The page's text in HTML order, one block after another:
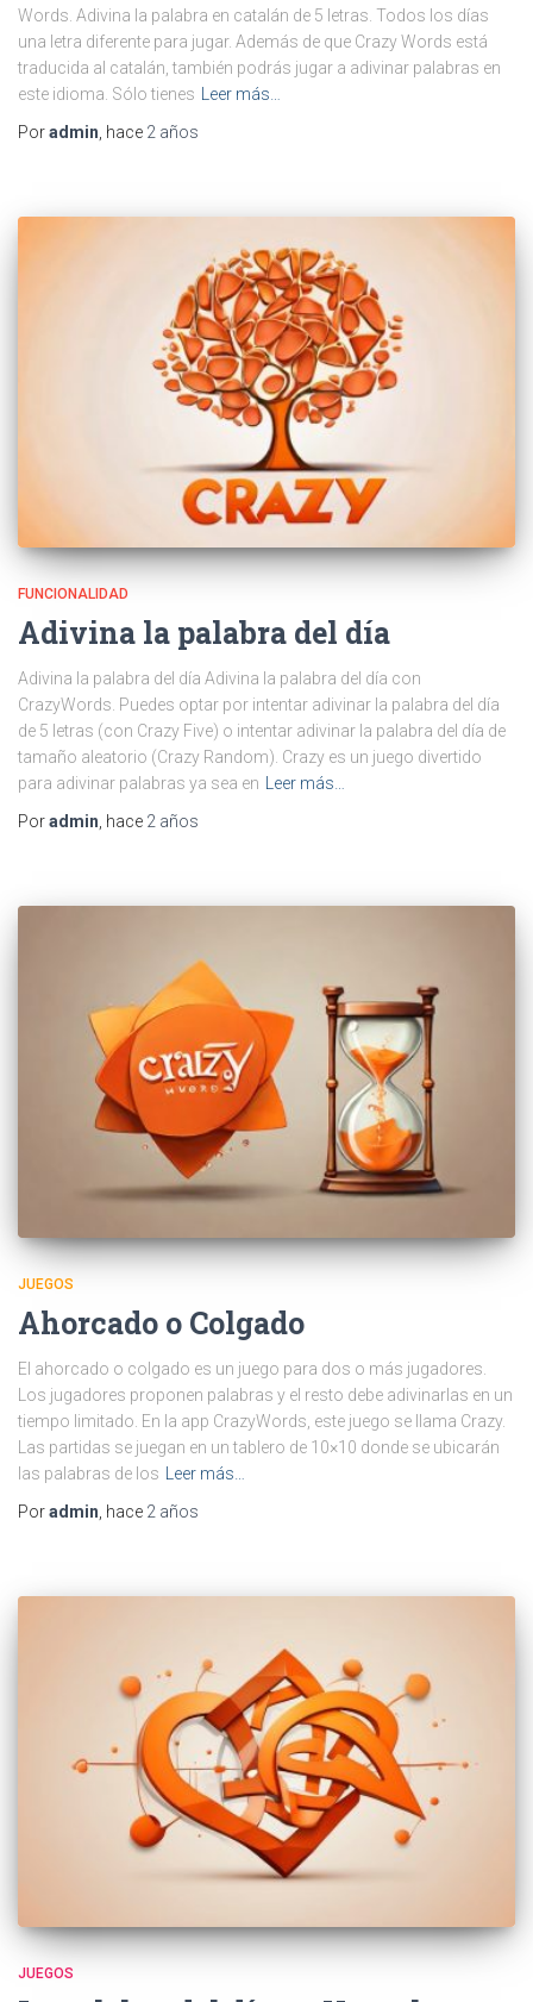
Words. Adivina la palabra en catalán de 5 letras. Todos los días
una letra diferente para jugar. Además de que Crazy Words está
traducida al catalán, también podrás jugar a adivinar palabras en
este idioma. Sólo tienes Leer más…
Poradmin , hace 2 años
FUNCIONALIDAD
Adivina la palabra del día
Adivina la palabra del día Adivina la palabra del día con
CrazyWords. Puedes optar por intentar adivinar la palabra del día
de 5 letras (con Crazy Five) o intentar adivinar la palabra del día de
tamaño aleatorio (Crazy Random). Crazy es un juego divertido
para adivinar palabras ya sea en
Leer más…
Poradmin , hace 2 años
JUEGOS
Ahorcado o Colgado
El ahorcado o colgado es un juego para dos o más jugadores.
Los jugadores proponen palabras y el resto debe adivinarlas en un
tiempo limitado. En la app CrazyWords, este juego se llama Crazy.
Las partidas se juegan en un tablero de 10×10 donde se ubicarán
las palabras de los
Leer más…
Poradmin , hace 2 años
JUEGOS